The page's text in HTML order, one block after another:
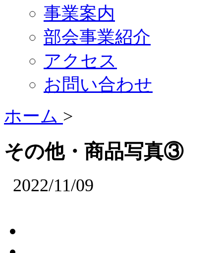
事業案内
部会事業紹介
アクセス
お問い合わせ
ホーム >
その他・商品写真③
2022/11/09